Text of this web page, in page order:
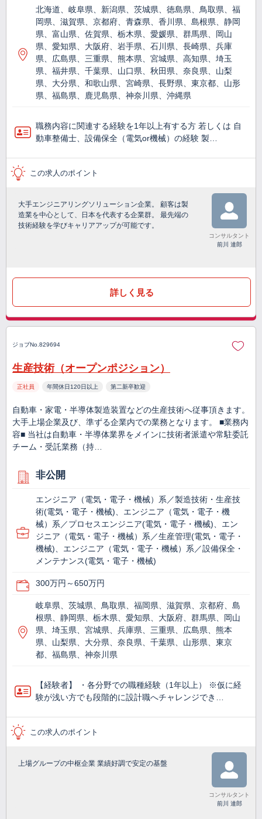
北海道、岐阜県、新潟県、茨城県、徳島県、鳥取県、福
岡県、滋賀県、京都府、青森県、香川県、島根県、静岡
県、富山県、佐賀県、栃木県、愛媛県、群馬県、岡山
県、愛知県、大阪府、岩手県、石川県、長崎県、兵庫
県、広島県、三重県、熊本県、宮城県、高知県、埼玉
県、福井県、千葉県、山口県、秋田県、奈良県、山梨
県、大分県、和歌山県、宮崎県、長野県、東京都、山形
県、福島県、鹿児島県、神奈川県、沖縄県
職務内容に関連する経験を1年以上有する方 若しくは 自
動車整備士、設備保全（電気or機械）の経験 製…
この求人のポイント
大手エンジニアリングソリューション企業。 顧客は製
造業を中心として、日本を代表する企業群。 最先端の
技術経験を学びキャリアアップが可能です。
コンサルタント
前川 達郎
詳しく見る
ジョブNo.829694
生産技術（オープンポジション）
正社員 年間休日120日以上 第二新卒歓迎
自動車・家電・半導体製造装置などの生産技術へ従事頂きます。
大手上場企業及び、準ずる企業内での業務となります。 ■業務内
容■ 当社は自動車・半導体業界をメインに技術者派遣や常駐委託
チーム・受託業務（持…
非公開
エンジニア（電気・電子・機械）系／製造技術・生産技
術(電気・電子・機械)、エンジニア（電気・電子・機
械）系／プロセスエンジニア(電気・電子・機械)、エン
ジニア（電気・電子・機械）系／生産管理(電気・電子・
機械)、エンジニア（電気・電子・機械）系／設備保全・
メンテナンス(電気・電子・機械)
300万円～650万円
岐阜県、茨城県、鳥取県、福岡県、滋賀県、京都府、島
根県、静岡県、栃木県、愛知県、大阪府、群馬県、岡山
県、埼玉県、宮城県、兵庫県、三重県、広島県、熊本
県、山梨県、大分県、奈良県、千葉県、山形県、東京
都、福島県、神奈川県
【経験者】 ・各分野での職種経験（1年以上） ※仮に経
験が浅い方でも段階的に設計職へチャレンジでき…
この求人のポイント
上場グループの中枢企業 業績好調で安定の基盤
コンサルタント
前川 達郎